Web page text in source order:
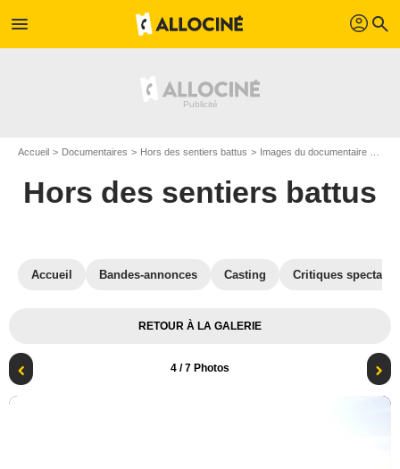
menu profil search
Accueil Documentaires Hors des sentiers battus Images du documentaire Hors des sentiers battus
Hors des sentiers battus
Accueil Bandes-annonces Casting Critiques
RETOUR À LA GALERIE
4 / 7 Photos